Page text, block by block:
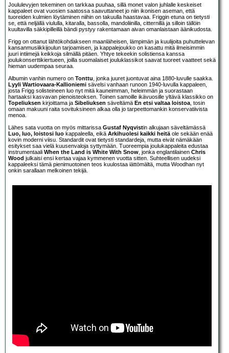
Joululevyjen tekeminen on tarkkaa puuhaa, sillä monet valon juhlalle keskeiset
kappaleet ovat vuosien saatossa saavuttaneet jo niin ikonisen aseman, että
tuoreiden kulmien löytäminen niihin on takuulla haastavaa. Friggin etuna on tietysti
se, että neljällä viululla, kitaralla, bassolla, mandoliinilla, citternillä ja silloin tällöin
kuultavilla säkkipilleillä bändi pystyy rakentamaan aivan omanlaistaan äänikudosta.
Frigg on ottanut lähtökohdakseen maanläheisen, lämpimän ja kuulijoita puhuttelevan
kansanmusiikkijoulun tarjoamisen, ja kappalejoukko on kasattu mitä ilmeisimmin
juuri intiimejä keikkoja silmällä pitäen. Yhtye tekeekin solistiensa kanssa
joulukonserttikiertueen, joilla suomalaiset jouluklassikot saavat tuoreet vaatteet sekä
hieman uudempaa seuraa.
Albumin vanhin numero on Tonttu, jonka juuret juontuvat aina 1880-luvulle saakka.
Lyyli Wartiovaara-Kallioniemi sävelsi vanhaan runoon 1940-luvulla kappaleen,
josta Frigg solisteineen luo nyt mitä kauneimman, heleimmän ja suorastaan
hartaaksi kasvavan pienoisteoksen. Toinen samoille ikävuosille yltävä klassikko on
Topeliuksen kirjoittama ja Sibeliuksen säveltämä En etsi valtaa loistoa, tosin
omaan makuuni raita sovituksineen alkaa olla jo tarpeettomankin konservatiivista
menoa.
Lähes sata vuotta on myös mittarissa Gustaf Nyqvistin alkujaan säveltämässä
Luo, luo, loistosi luo kappaleella, eikä Arkihuolesi kaikki heitäole sekään enää
kovin moderni viisu. Standardit ovat tietysti standardeja, mutta eivät nämäkään
esitykset saa vielä kuusenvaloja syttymään. Tuoreempia joulukappaleita edustaa
instrumentaali When the Land is White With Snow, jonka englantilainen Chris
Wood julkaisi ensi kertaa vajaa kymmenen vuotta sitten. Suhteellisen uudeksi
kappaleeksi tämä pienimuotoinen teos kuulostaa iättömältä, mutta Woodhan nyt
onkin sarallaan melkoinen tekijä.